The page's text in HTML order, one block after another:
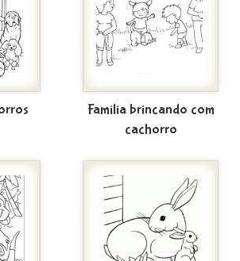
Família brincando com
cachorro